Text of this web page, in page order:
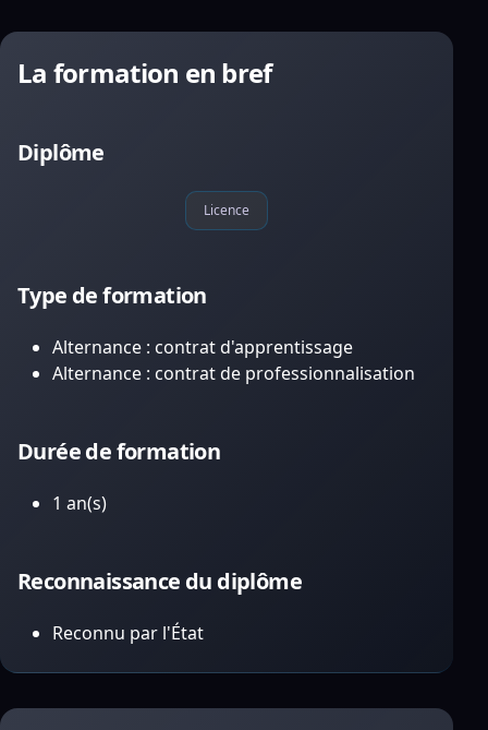
La formation en bref
Diplôme
Licence
Type de formation
Alternance : contrat d'apprentissage
Alternance : contrat de professionnalisation
Durée de formation
1 an(s)
Reconnaissance du diplôme
Reconnu par l'État